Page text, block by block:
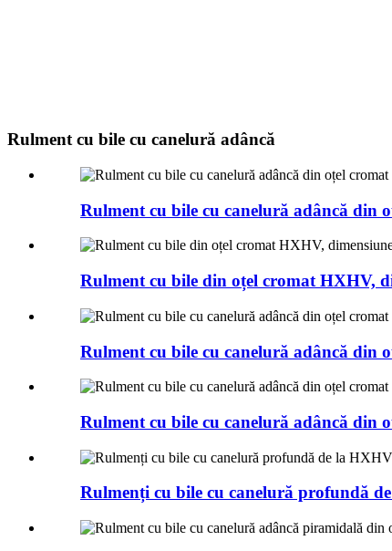
Rulment cu bile cu canelură adâncă
Rulment cu bile cu canelură adâncă din
Rulment cu bile din oțel cromat HXHV,
Rulment cu bile cu canelură adâncă din
Rulment cu bile cu canelură adâncă din
Rulmenți cu bile cu canelură profundă